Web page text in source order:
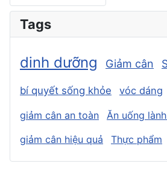
Tags
dinh dưỡng Giảm cân
bí quyết sống khỏe vóc dáng
giảm cân an toàn
Ăn uống
giảm cân hiệu quả
Thực phẩm